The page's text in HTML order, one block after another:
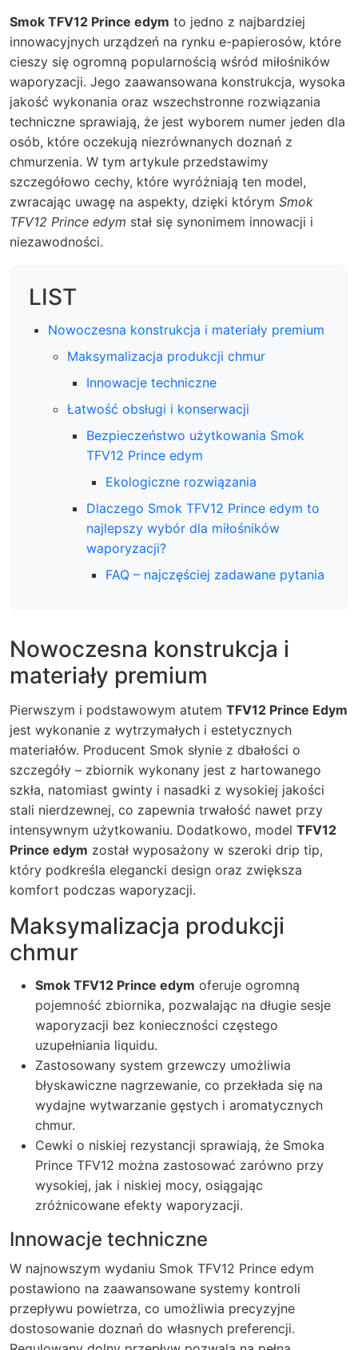
Smok TFV12 Prince edym to jedno z najbardziej
innowacyjnych urządzeń na rynku e-papierosów, które
cieszy się ogromną popularnością wśród miłośników
waporyzacji. Jego zaawansowana konstrukcja, wysoka
jakość wykonania oraz wszechstronne rozwiązania
techniczne sprawiają, że jest wyborem numer jeden dla
osób, które oczekują niezrównanych doznań z
chmurzenia. W tym artykule przedstawimy
szczegółowo cechy, które wyróżniają ten model,
zwracając uwagę na aspekty, dzięki którym Smok
TFV12 Prince edym stał się synonimem innowacji i
niezawodności.
LIST
Nowoczesna konstrukcja i materiały premium
Maksymalizacja produkcji chmur
Innowacje techniczne
Łatwość obsługi i konserwacji
Bezpieczeństwo użytkowania Smok
TFV12 Prince edym
Ekologiczne rozwiązania
Dlaczego Smok TFV12 Prince edym to
najlepszy wybór dla miłośników
waporyzacji?
FAQ – najczęściej zadawane pytania
Nowoczesna konstrukcja i
materiały premium
Pierwszym i podstawowym atutem TFV12 Prince Edym
jest wykonanie z wytrzymałych i estetycznych
materiałów. Producent Smok słynie z dbałości o
szczegóły – zbiornik wykonany jest z hartowanego
szkła, natomiast gwinty i nasadki z wysokiej jakości
stali nierdzewnej, co zapewnia trwałość nawet przy
intensywnym użytkowaniu. Dodatkowo, model TFV12
Prince edym został wyposażony w szeroki drip tip,
który podkreśla elegancki design oraz zwiększa
komfort podczas waporyzacji.
Maksymalizacja produkcji
chmur
Smok TFV12 Prince edym oferuje ogromną
pojemność zbiornika, pozwalając na długie sesje
waporyzacji bez konieczności częstego
uzupełniania liquidu.
Zastosowany system grzewczy umożliwia
błyskawiczne nagrzewanie, co przekłada się na
wydajne wytwarzanie gęstych i aromatycznych
chmur.
Cewki o niskiej rezystancji sprawiają, że Smoka
Prince TFV12 można zastosować zarówno przy
wysokiej, jak i niskiej mocy, osiągając
zróżnicowane efekty waporyzacji.
Innowacje techniczne
W najnowszym wydaniu Smok TFV12 Prince edym
postawiono na zaawansowane systemy kontroli
przepływu powietrza, co umożliwia precyzyjne
dostosowanie doznań do własnych preferencji.